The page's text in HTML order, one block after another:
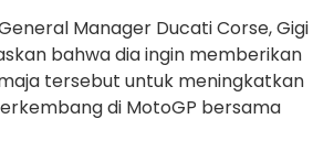
Manager Ducati Corse, Gigi
bahwa dia ingin memberikan
tersebut untuk meningkatkan
di MotoGP bersama